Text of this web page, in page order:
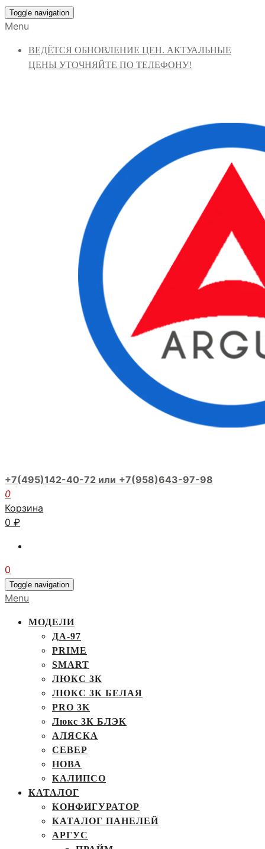
Toggle navigation
Menu
ВЕДЁТСЯ ОБНОВЛЕНИЕ ЦЕН. АКТУАЛЬНЫЕ
ЦЕНЫ УТОЧНЯЙТЕ ПО ТЕЛЕФОНУ!
+7(495)142-40-72 или +7(958)643-97-98
0
Корзина
0 ₽
0
Toggle navigation
Menu
МОДЕЛИ
ДА-97
PRIME
SMART
ЛЮКС 3К
ЛЮКС 3К БЕЛАЯ
PRO 3K
Люкс 3К БЛЭК
АЛЯСКА
СЕВЕР
НОВА
КАЛИПСО
КАТАЛОГ
КОНФИГУРАТОР
КАТАЛОГ ПАНЕЛЕЙ
АРГУС